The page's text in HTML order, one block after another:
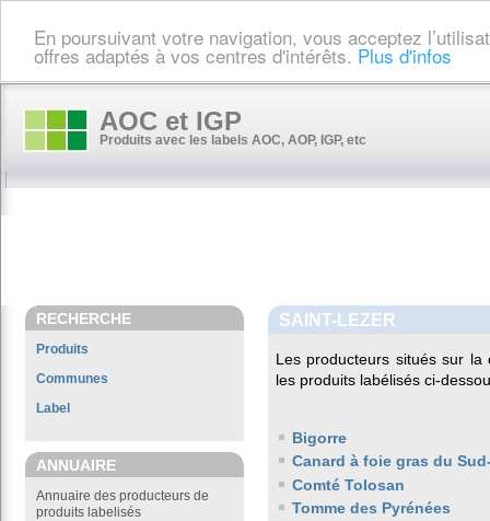
En poursuivant votre navigation, vous acceptez
offres adaptés à vos centres d'intérêts. Plus d'infos
AOC et IGP
Produits avec les labels AOC, AOP, IGP, etc
RECHERCHE
Produits
Communes
Label
ANNUAIRE
Annuaire des producteurs de
produits labelisés
SAINT-LEZER
Les producteurs situés sur
les produits labélisés ci-
Bigorre
Canard à foie gras du
Comté Tolosan
Tomme des Pyrénées